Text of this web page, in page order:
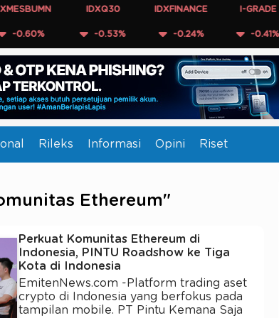
IDXQ30
-0.53%
IDXFINANCE
-0.24%
I-GRADE
-0.41%
Rileks Informasi Opini Riset
Ethereum"
Perkuat Komunitas Ethereum di
Indonesia, PINTU Roadshow ke Tiga
Kota di Indonesia
EmitenNews.com -Platform trading aset
crypto di Indonesia yang berfokus pada
tampilan mobile. PT Pintu Kemana Saja